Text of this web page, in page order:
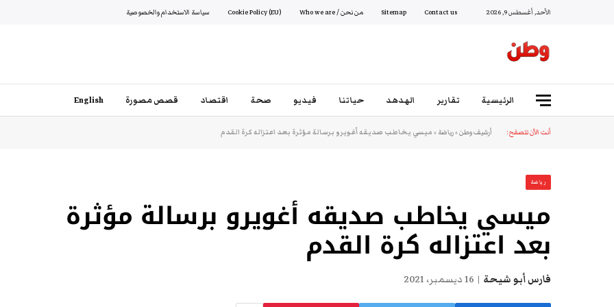
الأحد, أغسطس 9, 2026 Contact us
Sitemap من نحن / Who we are Cookie Policy (EU) سياسة الاستخدام والخصوصية
الرئيسية تقارير الهدهد حياتنا فيديو صحة اقتصاد قصص مصورة English
أنت الآن تتصفح: أرشيف وطن»رياضة»ميسي يخاطب صديقه أغويرو برسالة مؤثرة بعد اعتزاله كرة القدم
رياضة
ميسي يخاطب صديقه أغويرو برسالة مؤثرة
بعد اعتزاله كرة القدم
فارس أبو شيحة 16 ديسمبر، 2021